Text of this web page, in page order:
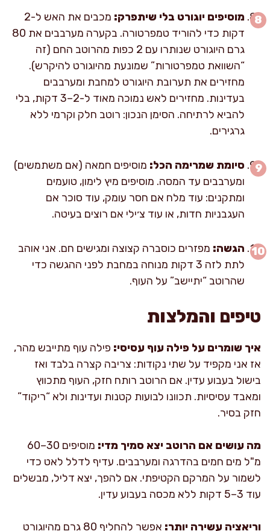
מוסיפים יוגורט בלי שיתפרק:
מכבים את האש ל-2
דקות כדי להוריד טמפרטורה. בקערה מערבבים את 80
גרם היוגורט שנותרו עם 2 כפות מהרוטב החם (זה
“השוואת טמפרטורות” שמונעת מהיוגורט להיקרש).
מחזירים את תערובת היוגורט למחבת ומערבבים
בעדינות. מחזירים לאש נמוכה מאוד ל-2–3 דקות, בלי
להביא לרתיחה. הסימן הנכון: רוטב חלק וקרמי ללא
גרגירים.
סיומת שמרימה הכל: מוסיפים חמאה (אם משתמשים)
ומערבבים עד המסה. מוסיפים מיץ לימון, טועמים
ומתקנים: עוד מלח אם חסר עומק, עוד סוכר אם
העגבניות חדות, או עוד צ׳ילי אם רוצים בעיטה.
הגשה: מפזרים כוסברה קצוצה ומגישים חם. אני אוהב
לתת לזה 3 דקות מנוחה במחבת לפני ההגשה כדי
שהרוטב “יתיישב” על העוף.
טיפים והמלצות
איך שומרים על פילה עוף עסיסי: פילה עוף מתייבש מהר,
אז אני מקפיד על שתי נקודות: צריבה קצרה בלבד ואז
בישול בעבוע עדין. אם הרוטב רותח חזק, העוף מתכווץ
ומאבד עסיסיות. תכוונו לבועות קטנות ועדינות ולא “ריקוד”
חזק בסיר.
מה עושים אם הרוטב יצא סמיך מדי:
מוסיפים 30–60
מ"ל מים חמים בהדרגה ומערבבים. עדיף לדלל לאט כדי
לשמור על המרקם הקטיפתי. אם להפך, יצא דליל, מבשלים
עוד 3–5 דקות ללא מכסה בעבוע עדין.
וריאציה עשירה יותר:
אפשר להחליף 80 גרם מהיוגורט